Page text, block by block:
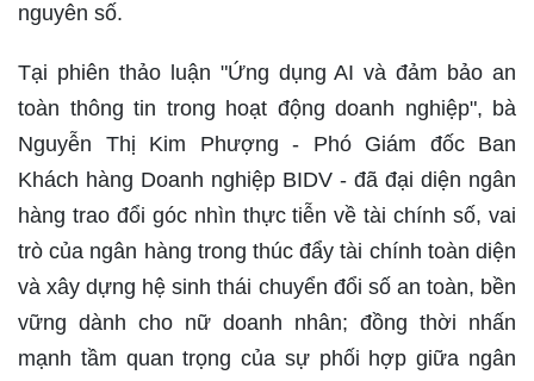
nguyên số.
Tại phiên thảo luận "Ứng dụng AI và đảm bảo an
toàn thông tin trong hoạt động doanh nghiệp", bà
Nguyễn Thị Kim Phượng - Phó Giám đốc Ban
Khách hàng Doanh nghiệp BIDV - đã đại diện ngân
hàng trao đổi góc nhìn thực tiễn về tài chính số, vai
trò của ngân hàng trong thúc đẩy tài chính toàn diện
và xây dựng hệ sinh thái chuyển đổi số an toàn, bền
vững dành cho nữ doanh nhân; đồng thời nhấn
mạnh tầm quan trọng của sự phối hợp giữa ngân